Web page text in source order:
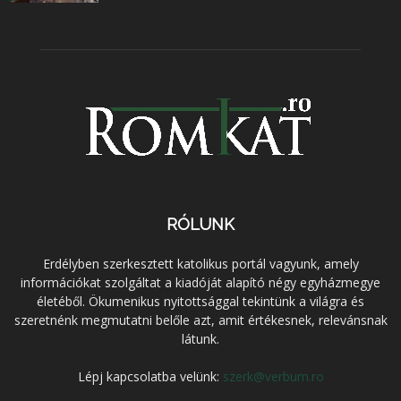
RÓLUNK
Erdélyben szerkesztett katolikus portál vagyunk, amely
információkat szolgáltat a kiadóját alapító négy egyházmegye
életéből. Ökumenikus nyitottsággal tekintünk a világra és
szeretnénk megmutatni belőle azt, amit értékesnek, relevánsnak
látunk.
Lépj kapcsolatba velünk: szerk@verbum.ro